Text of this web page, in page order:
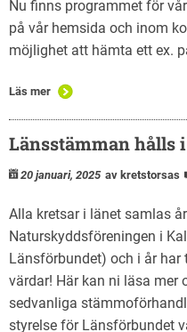
Nu finns programmet för
på vår hemsida och inom
möjlighet att hämta ett ex.
Läs mer
Länsstämman hålls
20 januari, 2025 av kretstorsas
Alla kretsar i länet samlas
Naturskyddsföreningen i
Länsförbundet) och i år
värdar! Här kan ni läsa mer
sedvanliga
styrelse för Länsförbundet